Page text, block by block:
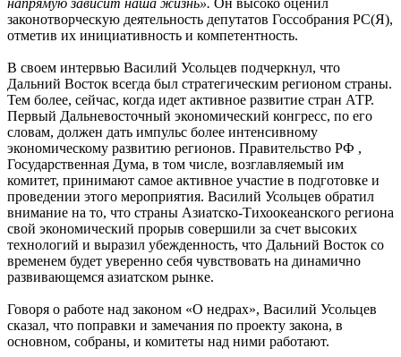
законотворческую деятельность депутатов Госсобрания РС(Я),
отметив их инициативность и компетентность.
В своем интервью Василий Усольцев подчеркнул, что
Дальний Восток всегда был стратегическим регионом страны.
Тем более, сейчас, когда идет активное развитие стран АТР.
Первый Дальневосточный экономический конгресс, по его
словам, должен дать импульс более интенсивному
экономическому развитию регионов. Правительство РФ ,
Государственная Дума, в том числе, возглавляемый им
комитет, принимают самое активное участие в подготовке и
проведении этого мероприятия. Василий Усольцев обратил
внимание на то, что страны Азиатско-Тихоокеанского региона
свой экономический прорыв совершили за счет высоких
технологий и выразил убежденность, что Дальний Восток со
временем будет уверенно себя чувствовать на динамично
развивающемся азиатском рынке.
Говоря о работе над законом «О недрах», Василий Усольцев
сказал, что поправки и замечания по проекту закона, в
основном, собраны, и комитеты над ними работают.